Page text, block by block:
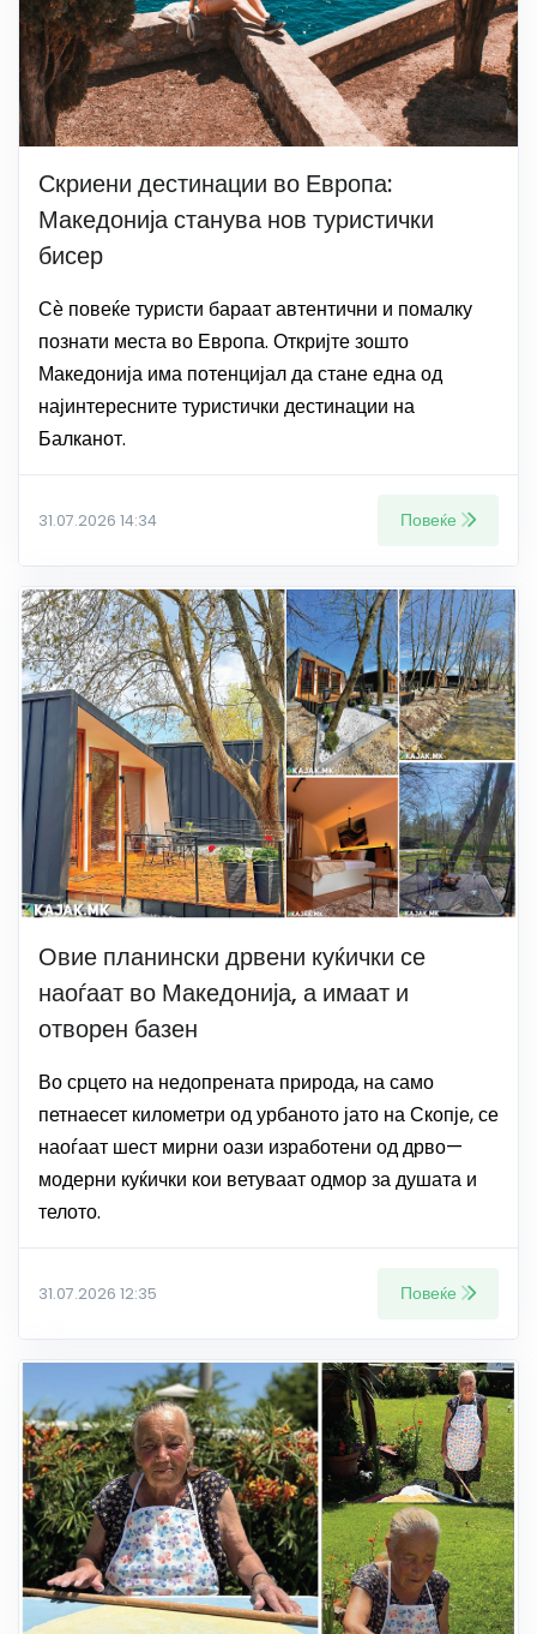
Скриени дестинации во Европа:
Македонија станува нов туристички
бисер
Сѐ повеќе туристи бараат автентични и помалку
познати места во Европа. Откријте зошто
Македонија има потенцијал да стане една од
најинтересните туристички дестинации на
Балканот.
31.07.2026 14:34 Повеќе
Овие планински дрвени куќички се
наоѓаат во Македонија, а имаат и
отворен базен
Во срцето на недопрената природа, на само
петнаесет километри од урбаното јато на Скопје, се
наоѓаат шест мирни оази изработени од дрво—
модерни куќички кои ветуваат одмор за душата и
телото.
31.07.2026 12:35 Повеќе